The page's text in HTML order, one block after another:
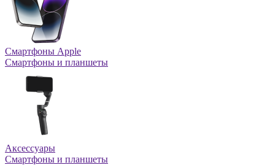
Смартфоны Apple
Смартфоны и планшеты
Аксессуары
Смартфоны и планшеты